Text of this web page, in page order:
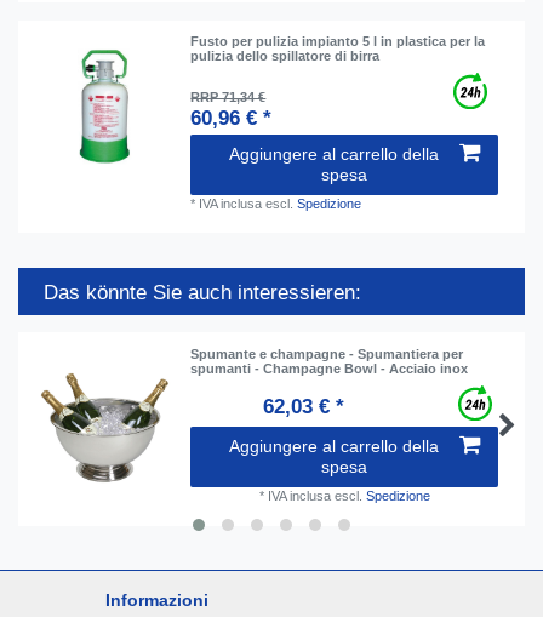
Fusto per pulizia impianto 5 l in plastica per la
pulizia dello spillatore di birra
RRP 71,34 €
60,96 € *
Aggiungere al carrello della
spesa
* IVA inclusa escl.Spedizione
Das könnte Sie auch interessieren:
Spumante e champagne - Spumantiera per
spumanti - Champagne Bowl - Acciaio inox
62,03 € *
Aggiungere al carrello della
spesa
* IVA inclusaescl. Spedizione
Informazioni